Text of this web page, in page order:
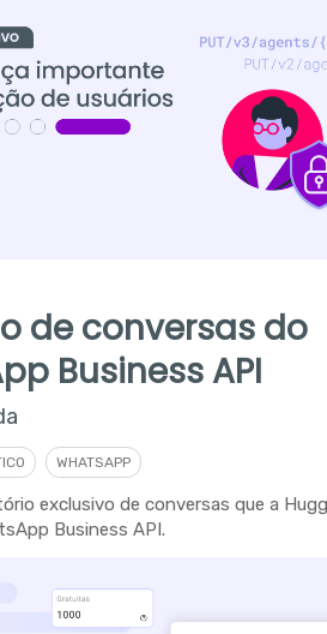
de conversas do
Business API
WHATSAPP
exclusivo de conversas que a
Business API.